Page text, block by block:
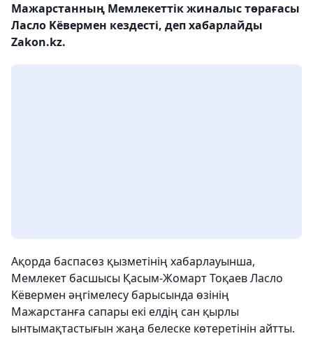
Мажарстанның Мемлекеттік жиналыс төрағасы
Ласло Kёвермен кездесті, деп хабарлайды
Zakon.kz.
Ақорда баспасөз қызметінің хабарлауынша,
Мемлекет басшысы Қасым-Жомарт Тоқаев Ласло
Kёвермен әңгімелесу барысында өзінің
Мажарстанға сапары екі елдің сан қырлы
ынтымақтастығын жаңа белеске көтеретінін айтты.